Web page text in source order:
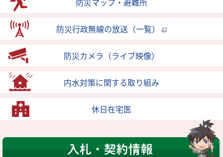
防災マップ・避難所
防災行政無線の放送（一覧）
防災カメラ（ライブ映像）
内水対策に関する取り組み
休日在宅医